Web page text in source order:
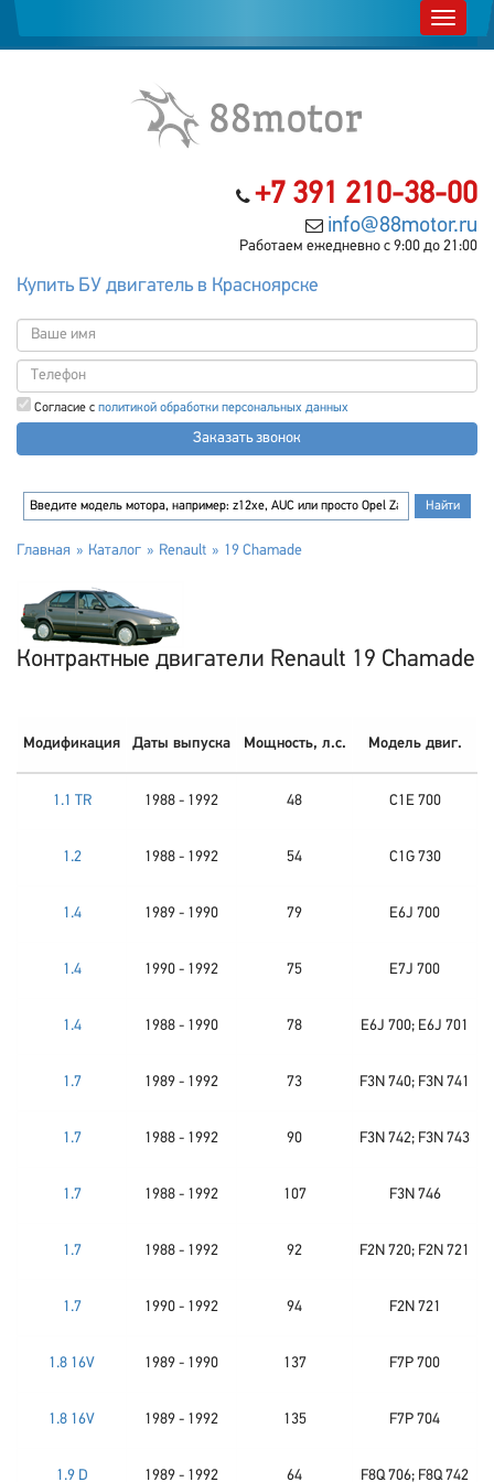
+7 391 210-38-00
info@88motor.ru
Работаем ежедневно с 9:00 до 21:00
Купить БУ двигатель в Красноярске
Согласие с политикой обработки персональных данных
Заказать звонок
Главная Каталог Renault 19 Chamade
Контрактные двигатели Renault 19 Chamade
Модификация Даты выпуска Мощность, л.с. Модель двиг.
1.1 TR 1988 - 1992 48 C1E 700
1.2 1988 - 1992 54 C1G 730
1.4 1989 - 1990 79 E6J 700
1.4 1990 - 1992 75 E7J 700
1.4 1988 - 1990 78 E6J 700; E6J 701
1.7 1989 - 1992 73 F3N 740; F3N 741
1.7 1988 - 1992 90 F3N 742; F3N 743
1.7 1988 - 1992 107 F3N 746
1.7 1988 - 1992 92 F2N 720; F2N 721
1.7 1990 - 1992 94 F2N 721
1.8 16V 1989 - 1990 137 F7P 700
1.8 16V 1989 - 1992 135 F7P 704
1.9 D 1989 - 1992 64 F8Q 706; F8Q 742